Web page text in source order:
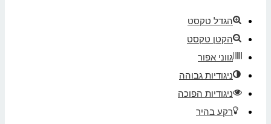
הגדל טקסט
הקטן טקסט
גווני אפור
ניגודיות גבוהה
ניגודיות הפוכה
רקע בהיר